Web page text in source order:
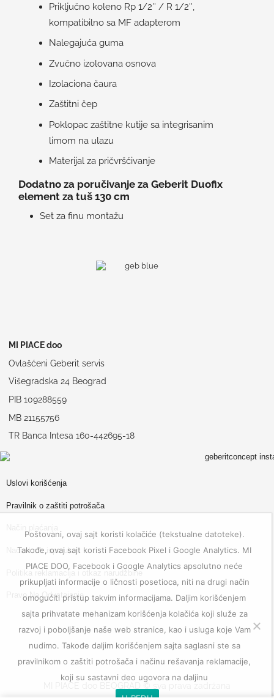
Priključno koleno Rp 1/2″ / R 1/2″,
kompatibilno sa MF adapterom
Nalegajuća guma
Zvučno izolovana osnova
Izolaciona čaura
Zaštitni čep
Poklopac zaštitne kutije sa integrisanim
limom na ulazu
Materijal za pričvršćivanje
Dodatno za poručivanje za Geberit Duofix
element za tuš 130 cm
Set za finu montažu
MI PIACE doo
Ovlašćeni Geberit servis
Višegradska 24 Beograd
PIB 109288559
MB 21155756
TR Banca Intesa 160-442695-18
Uslovi korišćenja
Pravilnik o zaštiti potrošača
Način i rok isporuke
Politika reklamacija i otkaz narudžbine
Pravo Na Odustajanje
Poštovani, ovaj sajt koristi kolačiće (tekstualne datoteke).
Takođe, ovaj sajt koristi Facebook Pixel i Google Analytics. MI
PIACE DOO, Facebook i Google Analytics apsolutno neće
prikupljati informacije o ličnosti posetioca, niti na drugi način
omogućiti pristup takvim informacijama. Daljim korišćenjem
sajta prihvatate mehanizam korišćenja kolačića koji služe za
razvoj i poboljšanje naše web stranice, kao i usluga koje Vam
nudimo. Takođe daljim korišćenjem sajta saglasni ste sa
pravilnikom o zaštiti potrošača i načinu rešavanja reklamacije,
koji su sastavni deo ugovora na daljinu